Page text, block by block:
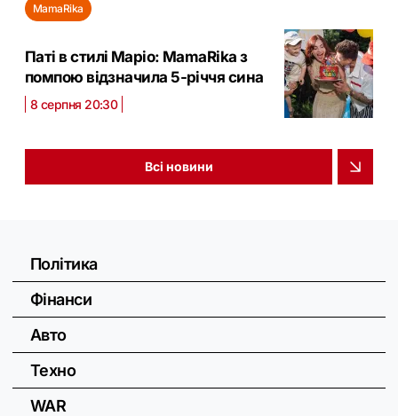
MamaRika
Паті в стилі Маріо: MamaRika з
помпою відзначила 5-річчя сина
8 серпня 20:30
Всі новини
Політика
Фінанси
Авто
Техно
WAR